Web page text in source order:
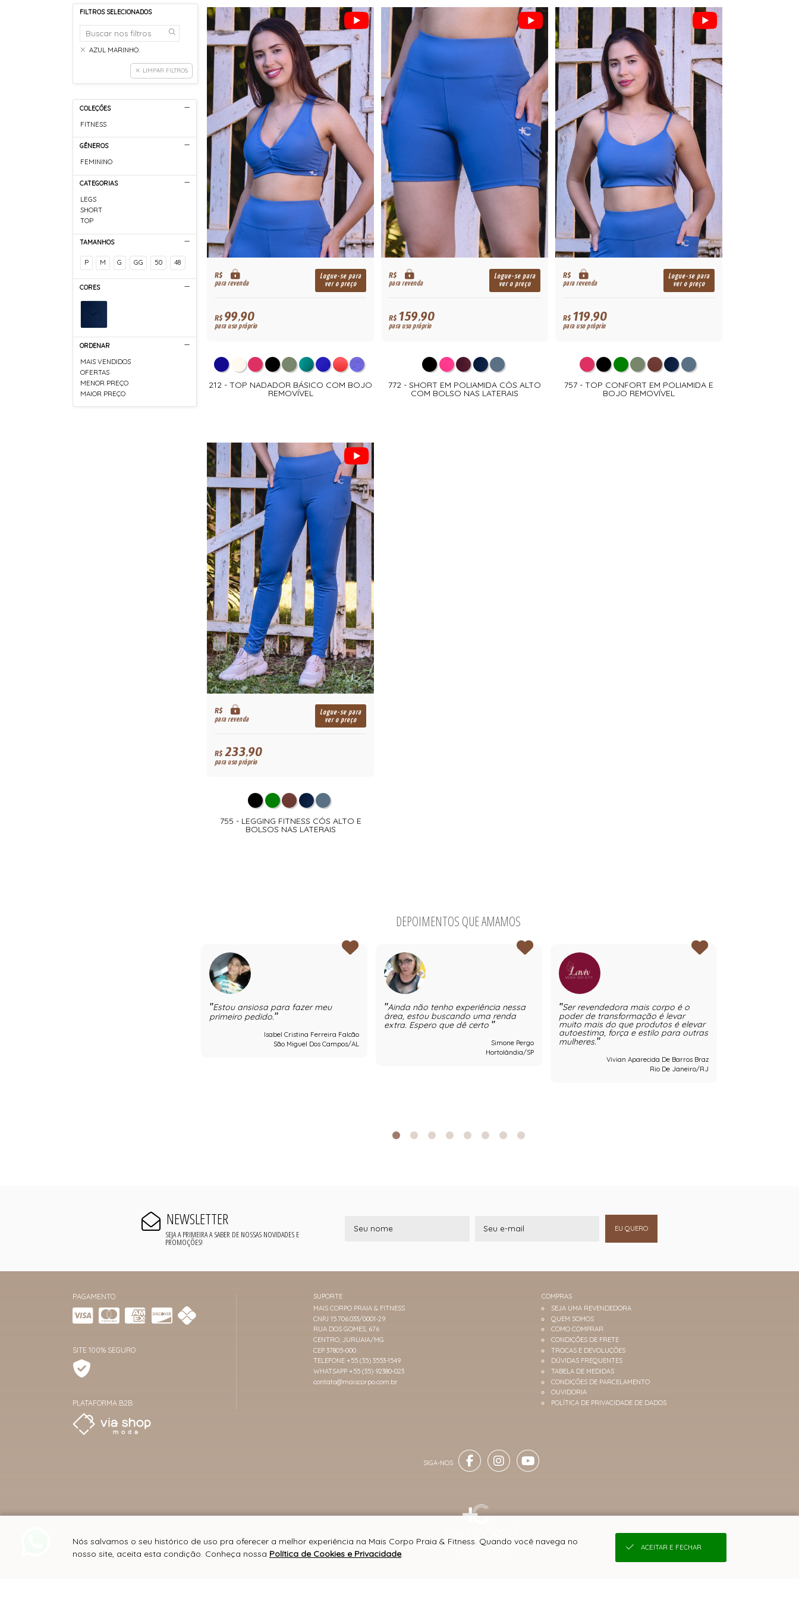
FILTROS SELECIONADOS
AZUL MARINHO.
LIMPAR FILTROS
COLEÇÕES
FITNESS
GÊNEROS
FEMININO
CATEGORIAS
LEGS
SHORT
TOP
TAMANHOS
P M G GG 50 48
CORES
ORDENAR
MAIS VENDIDOS
OFERTAS
MENOR PREÇO
MAIOR PREÇO
R$
para revenda
Logue-se para
ver o preço
R$99,90
para uso próprio
212 - TOP NADADOR BÁSICO COM BOJO
REMOVÍVEL
R$
para revenda
Logue-se para
ver o preço
R$159,90
para uso próprio
772 - SHORT EM POLIAMIDA CÓS ALTO
COM BOLSO NAS LATERAIS
R$
para revenda
Logue-se para
ver o preço
R$119,90
para uso próprio
757 - TOP CONFORT EM POLIAMIDA E
BOJO REMOVÍVEL
R$
para revenda
Logue-se para
ver o preço
R$233,90
para uso próprio
755 - LEGGING FITNESS CÓS ALTO E
BOLSOS NAS LATERAIS
DEPOIMENTOS QUE AMAMOS
Estou ansiosa para fazer meu
primeiro pedido.
Isabel Cristina Ferreira Falcão
São Miguel Dos Campos/AL
Ainda não tenho experiência nessa
área, estou buscando uma renda
extra. Espero que dê certo
Simone Pergo
Hortolândia/SP
Ser revendedora mais corpo é o
poder de transformação é levar
muito mais do que produtos é elevar
autoestima, força e estilo para outras
mulheres.
Vivian Aparecida De Barros Braz
Rio De Janeiro/RJ
NEWSLETTER
SEJA A PRIMEIRA A SABER DE NOSSAS NOVIDADES E
PROMOÇÕES!
EU QUERO
PAGAMENTO
SITE 100% SEGURO
PLATAFORMA B2B
SUPORTE
MAIS CORPO PRAIA & FITNESS
CNPJ 15.706.033/0001-29
RUA DOS GOMES, 676
CENTRO, JURUAIA/MG
CEP 37805-000
TELEFONE +55 (35) 3553-1549
WHATSAPP +55 (35) 92380-023
contato@maiscorpo.com.br
COMPRAS
SEJA UMA REVENDEDORA
QUEM SOMOS
COMO COMPRAR
CONDIÇÕES DE FRETE
TROCAS E DEVOLUÇÕES
DÚVIDAS FREQUENTES
TABELA DE MEDIDAS
CONDIÇÕES DE PARCELAMENTO
OUVIDORIA
POLÍTICA DE PRIVACIDADE DE DADOS
Nós salvamos o seu histórico de uso pra oferecer a melhor experiência na Mais Corpo Praia & Fitness. Quando você navega no
nosso site, aceita esta condição. Conheça nossa Política de Cookies e Privacidade.
ACEITAR E FECHAR